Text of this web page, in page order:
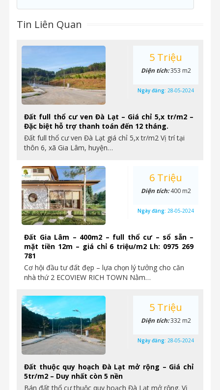
Tin Liên Quan
Đất full thổ cư ven Đà Lạt – Giá chỉ 5,x tr/m2 –
Đặc biệt hỗ trợ thanh toán đến 12 tháng.
Đất full thổ cư ven Đà Lạt giá chỉ 5,x tr/m2 Vị trí tại
thôn 6, xã Gia Lâm, huyện…
5 Triệu
Diện tích:353 m2
Ngày đăng: 28-05-2024
Đất Gia Lâm – 400m2 – full thổ cư – sổ sẵn –
mặt tiền 12m – giá chỉ 6 triệu/m2 Lh: 0975 269
781
Cơ hội đầu tư đất đẹp – lựa chọn lý tưởng cho căn
nhà thứ 2 ECOVIEW RICH TOWN Nằm…
6 Triệu
Diện tích:400 m2
Ngày đăng: 28-05-2024
Đất thuộc quy hoạch Đà Lạt mở rộng – Giá chỉ
5tr/m2 – Duy nhất còn 5 nền
Bán đất thổ cư thuộc quy hoạch Đà Lạt mở rộng. Vị
5 Triệu
Diện tích:332 m2
Ngày đăng: 28-05-2024